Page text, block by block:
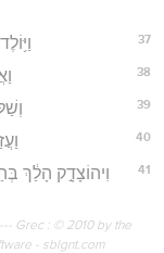
37
38
39
40
41 וִיהוֹצָדָ֣ק הָלַ֔ךְ
Grec : © 2010 by the
- sblgnt.com